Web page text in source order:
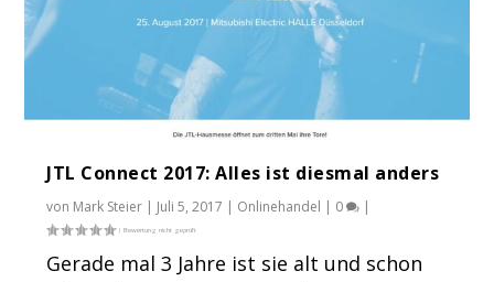
JTL Connect 2017: Alles ist diesmal anders
von Mark Steier | Juli 5, 2017 | Onlinehandel | 0 |
Gerade mal 3 Jahre ist sie alt und schon